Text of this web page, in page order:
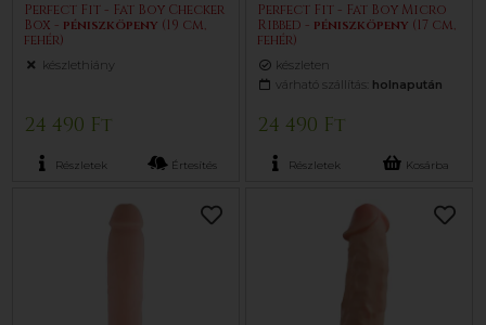
Perfect Fit - Fat Boy Checker
Box - péniszköpeny (19 cm,
fehér)
készlethiány
24 490 Ft
Részletek Értesítés
Perfect Fit - Fat Boy Micro
Ribbed - péniszköpeny (17 cm,
fehér)
készleten
várható szállítás: holnapután
24 490 Ft
Részletek Kosárba